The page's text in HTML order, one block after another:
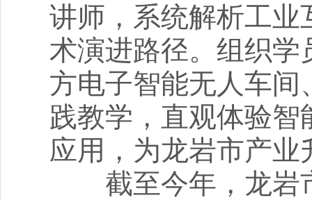
讲师，系统解析工业
术演进路径。组织学
方电子智能无人车间
践教学，直观体验
应用，为龙岩市产
截至今年，龙岩